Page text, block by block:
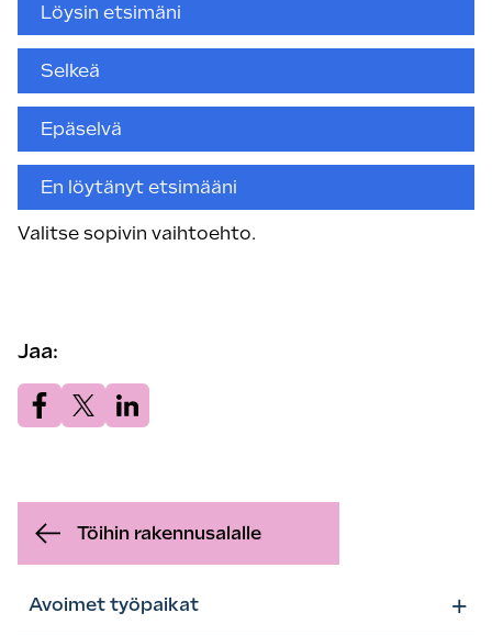
sopivin
vaihtoehto.
Löysin etsimäni
Selkeä
Epäselvä
En löytänyt etsimääni
Valitse sopivin vaihtoehto.
Jaa:
Jaa. Jaa. Jaa.
Töihin rakennusalalle
Avoimet työpaikat +